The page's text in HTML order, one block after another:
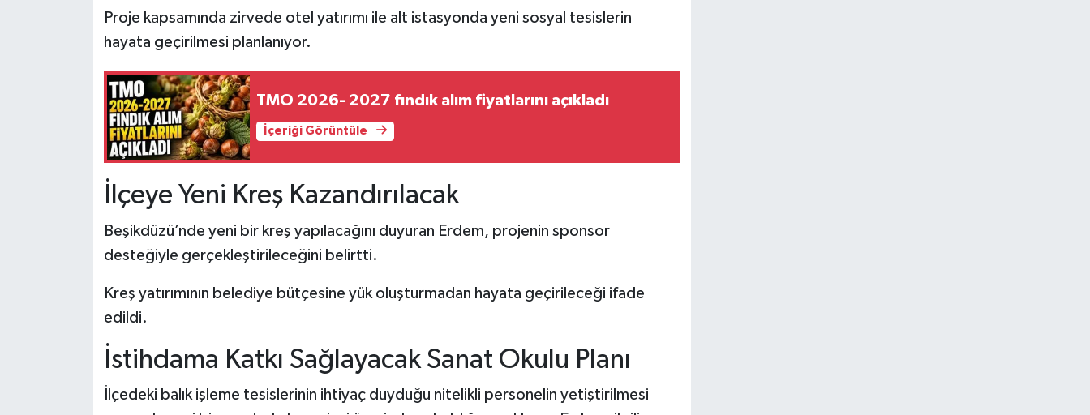
Proje kapsamında zirvede otel yatırımı ile alt istasyonda yeni sosyal tesislerin
hayata geçirilmesi planlanıyor.
TMO 2026- 2027 fındık alım fiyatlarını açıkladı
İçeriği Görüntüle
İlçeye Yeni Kreş Kazandırılacak
Beşikdüzü’nde yeni bir kreş yapılacağını duyuran Erdem, projenin sponsor
desteğiyle gerçekleştirileceğini belirtti.
Kreş yatırımının belediye bütçesine yük oluşturmadan hayata geçirileceği ifade
edildi.
İstihdama Katkı Sağlayacak Sanat Okulu Planı
İlçedeki balık işleme tesislerinin ihtiyaç duyduğu nitelikli personelin yetiştirilmesi